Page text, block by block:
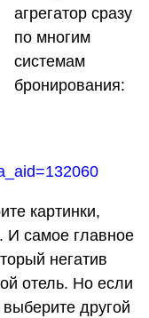
агрегатор сразу
по многим
системам
бронирования:
картинки,
И самое главное
негатив
отель. Но если
другой